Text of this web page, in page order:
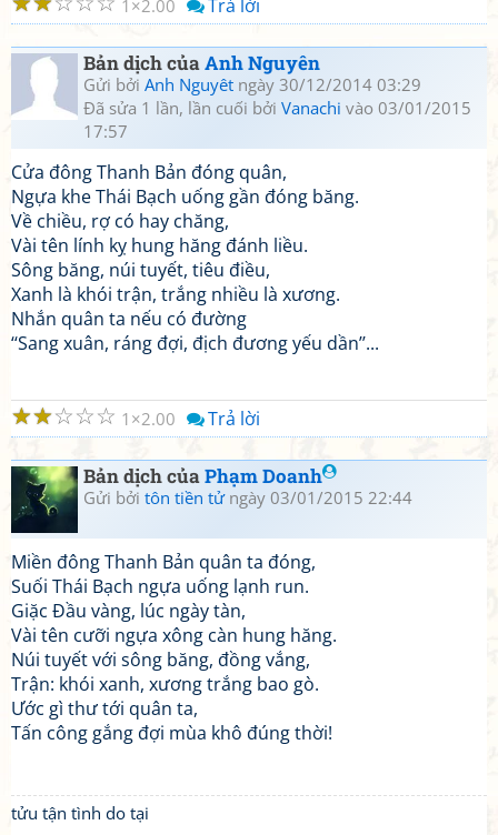
1 2.00 Trả lời
Bản dịch củaAnh Nguyên
Gửi bởi Anh Nguyêt ngày 30/12/2014 03:29
Đã sửa 1 lần, lần cuối bởi Vanachi vào 03/01/2015
17:57
Cửa đông Thanh Bản đóng quân,
Ngựa khe Thái Bạch uống gần đóng băng.
Về chiều, rợ có hay chăng,
Vài tên lính kỵ hung hăng đánh liều.
Sông băng, núi tuyết, tiêu điều,
Xanh là khói trận, trắng nhiều là xương.
Nhắn quân ta nếu có đường
‘‘Sang xuân, ráng đợi, địch đương yếu dần’’...
☆
☆
☆
☆
☆ 1 2.00 Trả lời
Bản dịch củaPhạm Doanh
Gửi bởi tôn tiền tửngày 03/01/2015 22:44
Miền đông Thanh Bản quân ta đóng,
Suối Thái Bạch ngựa uống lạnh run.
Giặc Đầu vàng, lúc ngày tàn,
Vài tên cưỡi ngựa xông càn hung hăng.
Núi tuyết với sông băng, đồng vắng,
Trận: khói xanh, xương trắng bao gò.
Ước gì thư tới quân ta,
Tấn công gắng đợi mùa khô đúng thời!
tửu tận tình do tại